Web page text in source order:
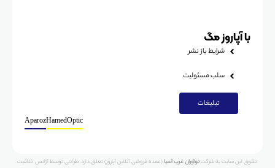
با آپاروز مگ
شرایط باز نشر
سلب مسئولیت
تبلیغات
AparozHamedOptic
حقوق این سایت بهشرکتنوآوران غرب آسیا(عمده فروشی آنلاین آپاروز)تعلق دارد. طراحی توسط آژانس خلاقیت